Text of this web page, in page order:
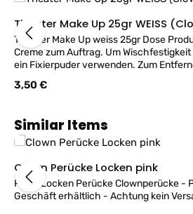
Theater Make Up 25gr WEISS
Theater Make Up weiss 25gr Dose Produkt auf Fettbasis als
Creme zum Auftrag. Um
ein Fixierpuder verwenden. Zum
Regulärer Preis:
3,50 €
Produktgalerie überspringen
Similar Items
Clown Perücke Locken pink
Pinke Locken Perücke Clownperücke -
Geschäft erhältlich - Achtung kein